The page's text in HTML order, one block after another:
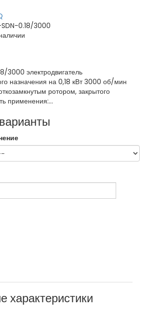
0.18/3000
3000 электродвигатель
назначения на 0,18 кВт 3000 об/мин
ротором, закрытого
применения:...
характеристики